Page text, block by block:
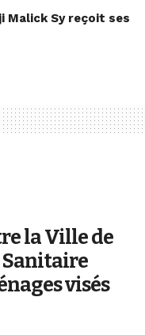
Malick Sy reçoit ses
la Ville de
Sanitaire
visés